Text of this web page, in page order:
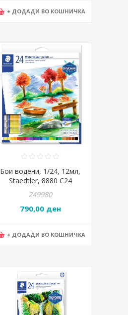
+ ДОДАДИ ВО КОШНИЧКА
Бои водени, 1/24, 12мл,
Staedtler, 8880 C24
249980
790,00 ден
+ ДОДАДИ ВО КОШНИЧКА